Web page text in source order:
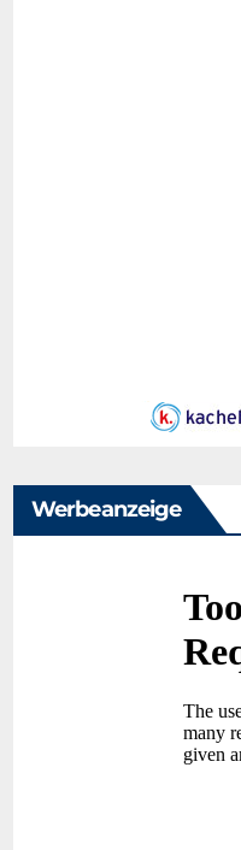
Werbeanzeige